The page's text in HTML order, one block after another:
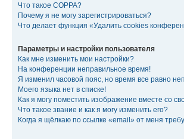
Что такое COPPA?
Почему я не могу зарегистрироваться?
Что делает функция «Удалить cookies
Параметры и настройки пользователя
Как мне изменить мои настройки?
На конференции неправильное время!
Я изменил часовой пояс, но время все равно
Моего языка нет в списке!
Как я могу поместить изображение вместе со
Что такое звание и как я могу изменить его?
Когда я щёлкаю по ссылке «email» от меня